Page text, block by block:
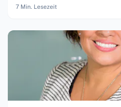
7 Min. Lesezeit